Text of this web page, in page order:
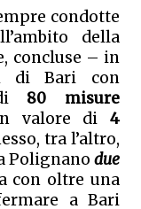
condotte
della
concluse – in
di Bari con
80 misure
valore di 4
tra l’altro,
Polignano due
con oltre una